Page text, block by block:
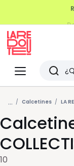
Menu
Redoute
vistos
... Calcetines LA
10